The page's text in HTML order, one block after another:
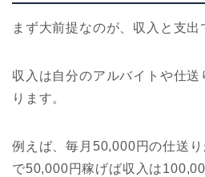
まず大前提なのが、収入と支出
収入は自分のアルバイトや仕送
ります。
例えば、毎月50,000円の仕送
で50,000円稼げば収入は